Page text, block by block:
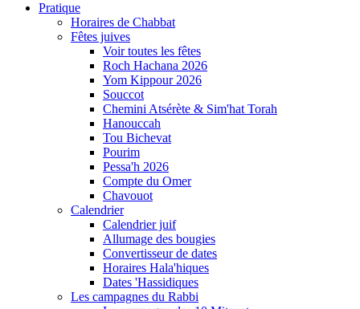
Pratique
Horaires de Chabbat
Fêtes juives
Voir toutes les fêtes
Roch Hachana 2026
Yom Kippour 2026
Souccot
Chemini Atsérète & Sim'hat Torah
Hanouccah
Tou Bichevat
Pourim
Pessa'h 2026
Compte du Omer
Chavouot
Calendrier
Calendrier juif
Allumage des bougies
Convertisseur de dates
Horaires Hala'hiques
Dates 'Hassidiques
Les campagnes du Rabbi